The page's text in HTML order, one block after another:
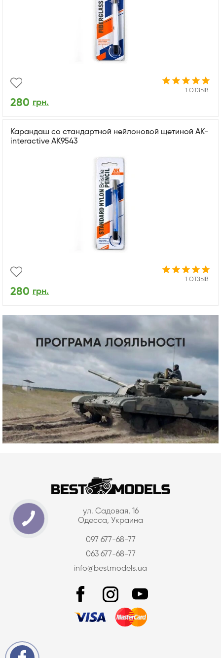
1 ОТЗЫВ
280 грн.
Карандаш со стандартной нейлоновой щетиной AK-
interactive AK9543
1 ОТЗЫВ
280 грн.
ул. Садовая, 16
Одесса, Украина
097 677-68-77
063 677-68-77
info@bestmodels.ua